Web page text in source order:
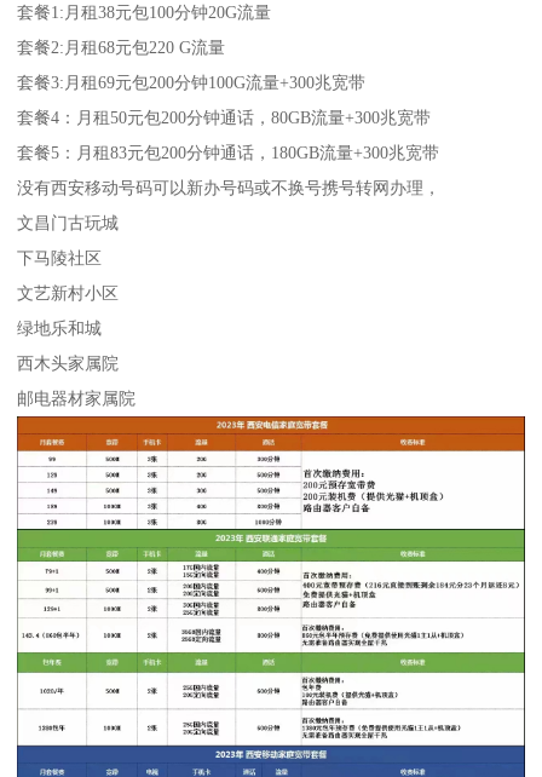
套餐1:月租38元包100分钟20G流量
套餐2:月租68元包220 G流量
套餐3:月租69元包200分钟100G流量+300兆宽带
套餐4：月租50元包200分钟通话，80GB流量+300兆宽带
套餐5：月租83元包200分钟通话，180GB流量+300兆宽带
没有西安移动号码可以新办号码或不换号携号转网办理，
文昌门古玩城
下马陵社区
文艺新村小区
绿地乐和城
西木头家属院
邮电器材家属院